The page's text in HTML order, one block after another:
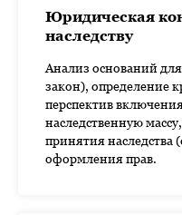
Юридическая
наследству
Анализ оснований
закон), определение
перспектив
наследственную
принятия наследства
оформления прав.